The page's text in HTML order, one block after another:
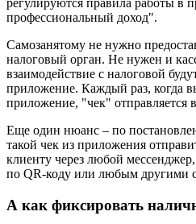
регулируются правила работы в
профессиональный доход".
Самозанятому не нужно
налоговый орган. Не нужен и
взаимодействие с налоговой
приложение. Каждый раз, когда
приложение, "чек" отправляется
Еще один нюанс – по
такой чек из приложения
клиенту через любой
по QR-коду или любым другими
А как фиксировать